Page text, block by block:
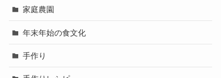
家庭農園
年末年始の食文化
手作り